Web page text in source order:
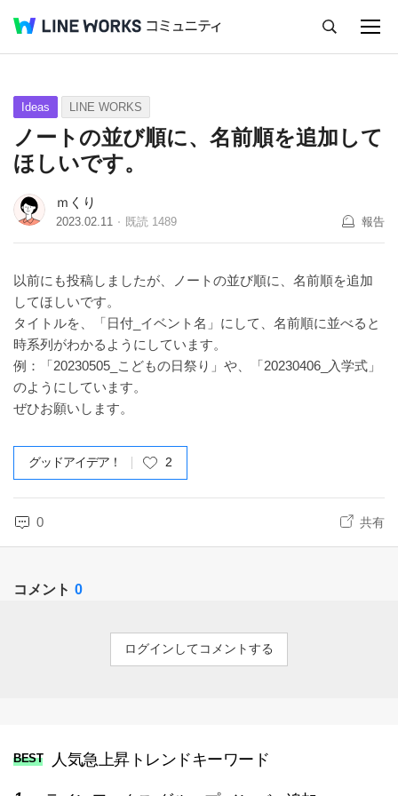
Q&A Tips Ideas
Ideas LINE WORKS
ノートの並び順に、名前順を追加して
ほしいです。
ｍくり
2023.02.11 既読 1489 報告
以前にも投稿しましたが、ノートの並び順に、名前順を追加
してほしいです。
タイトルを、「日付_イベント名」にして、名前順に並べると
時系列がわかるようにしています。
例：「20230505_こどもの日祭り」や、「20230406_入学式」
のようにしています。
ぜひお願いします。
グッドアイデア！ 2
0 共有
コメント 0
ログインしてコメントする
BEST 人気急上昇トレンドキーワード